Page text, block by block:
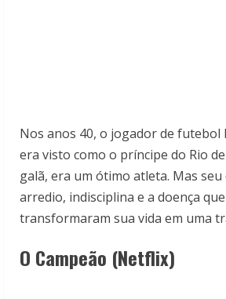
Nos anos 40, o jogador de futebol
era visto como o príncipe do Rio
galã, era um ótimo atleta. Mas
arredio, indisciplina e a doença
transformaram sua vida em uma
O Campeão (Netflix)